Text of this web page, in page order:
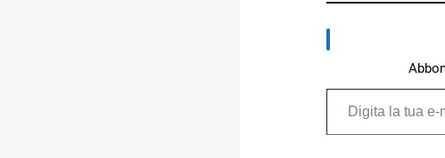
Digita la tua e-mail...